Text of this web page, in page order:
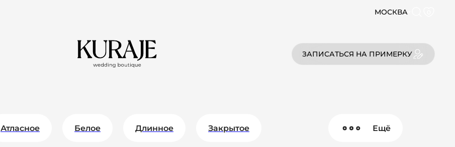
МОСКВА
ЗАПИСАТЬСЯ НА ПРИМЕРКУ
Атласное Белое Длинное Закрытое Ещё